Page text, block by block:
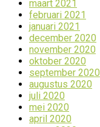
maart 2021
februari 2021
januari 2021
december 2020
november 2020
oktober 2020
september 2020
augustus 2020
juli 2020
mei 2020
april 2020